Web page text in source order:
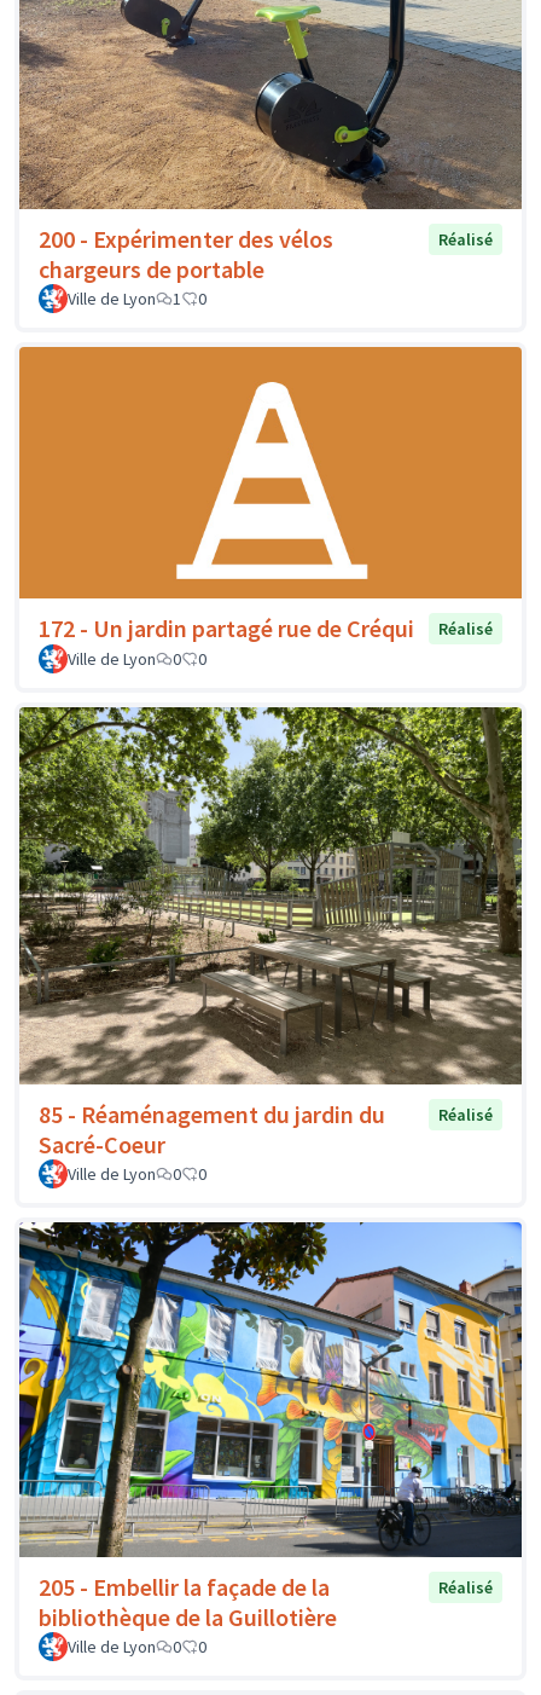
200 - Expérimenter des vélos
chargeurs de portable
Réalisé
Ville de Lyon 1 0
172 - Un jardin partagé rue de Créqui
Réalisé
Ville de Lyon
0 0
85 - Réaménagement du jardin du
Sacré-Coeur
Réalisé
Ville de Lyon 0 0
205 - Embellir la façade de la
bibliothèque de la Guillotière
Réalisé
Ville de Lyon 0 0